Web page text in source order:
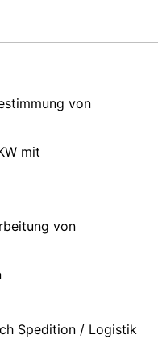
von
mit
von
Spedition / Logistik